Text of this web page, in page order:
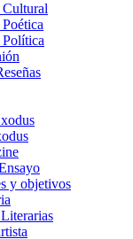
y objetivos